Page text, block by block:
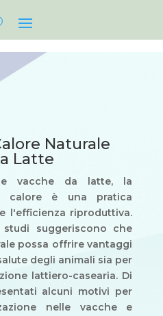
Naturale
Latte
vacche da latte, la
calore è una pratica
l'efficienza riproduttiva.
suggeriscono che
possa offrire vantaggi
degli animali sia per
lattiero-casearia. Di
alcuni motivi per
nelle vacche e